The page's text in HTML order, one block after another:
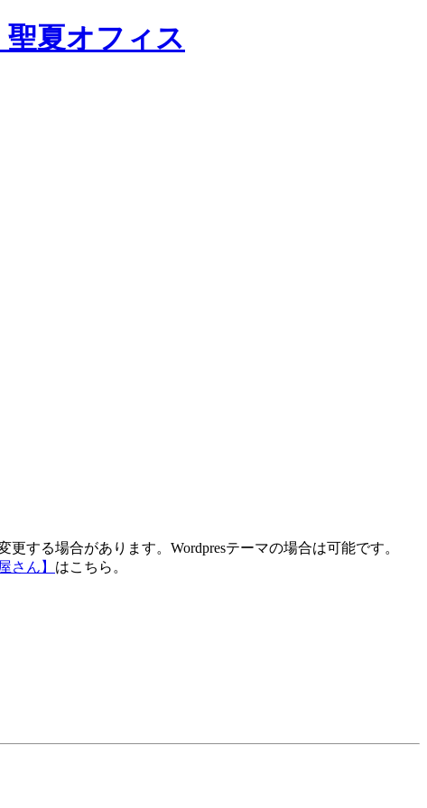
する場合があります。Wordpresテーマの場合は可能です。
さん】 はこちら。